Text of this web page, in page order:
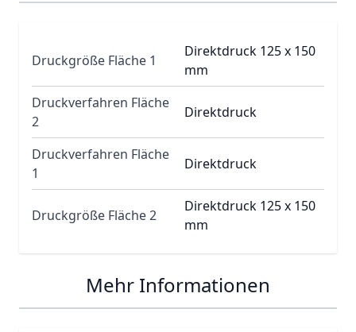
Druckgröße Fläche 1
Direktdruck 125 x 150
mm
Druckverfahren Fläche
2
Direktdruck
Druckverfahren Fläche
1
Direktdruck
Druckgröße Fläche 2
Direktdruck 125 x 150
mm
Mehr Informationen